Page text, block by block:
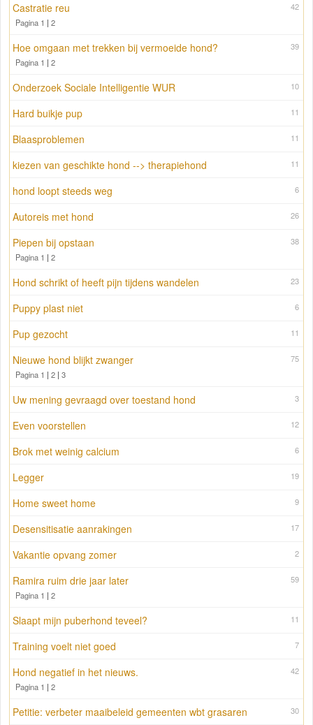
42
Castratie reu
Pagina 1 | 2
39
Hoe omgaan met trekken bij vermoeide hond?
Pagina 1 | 2
10
Onderzoek Sociale Intelligentie WUR
11
Hard buikje pup
11
Blaasproblemen
11
kiezen van geschikte hond --> therapiehond
6
hond loopt steeds weg
26
Autoreis met hond
38
Piepen bij opstaan
Pagina 1 | 2
23
Hond schrikt of heeft pijn tijdens wandelen
6
Puppy plast niet
11
Pup gezocht
75
Nieuwe hond blijkt zwanger
Pagina 1 | 2 | 3
3
Uw mening gevraagd over toestand hond
12
Even voorstellen
6
Brok met weinig calcium
19
Legger
9
Home sweet home
17
Desensitisatie aanrakingen
2
Vakantie opvang zomer
59
Ramira ruim drie jaar later
Pagina 1 | 2
11
Slaapt mijn puberhond teveel?
7
Training voelt niet goed
42
Hond negatief in het nieuws.
Pagina 1 | 2
30
Petitie: verbeter maaibeleid gemeenten wbt grasaren